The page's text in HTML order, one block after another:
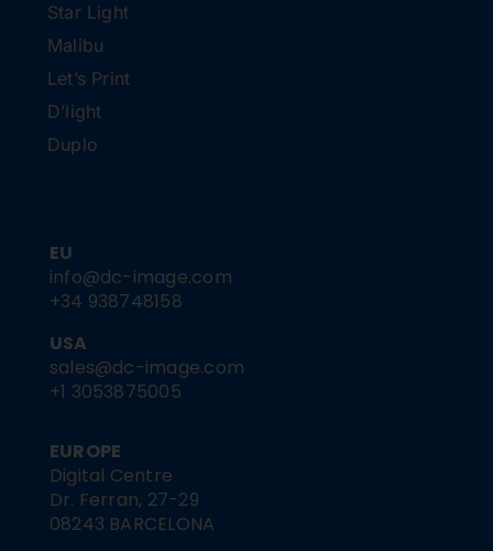
Star Light
Malibu
Let’s Print
D’light
Duplo
EU
info@dc-image.com
+34 938748158
USA
sales@dc-image.com
+1 3053875005
EUROPE
Digital Centre
Dr. Ferran, 27-29
08243 BARCELONA